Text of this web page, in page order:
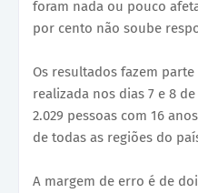
foram nada ou pouco
por cento não soube
Os resultados fazem
realizada nos dias 7 e 8
2.029 pessoas com 16
de todas as regiões do
A margem de erro é de